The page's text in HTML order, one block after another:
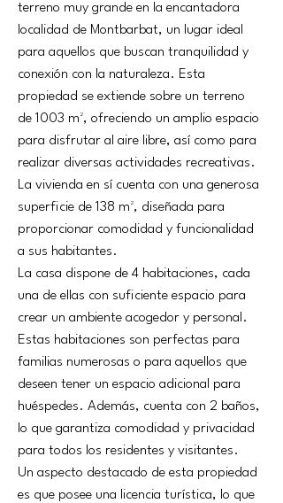
terreno muy grande en la encantadora
localidad de Montbarbat, un lugar ideal
para aquellos que buscan tranquilidad y
conexión con la naturaleza. Esta
propiedad se extiende sobre un terreno
de 1003 m², ofreciendo un amplio espacio
para disfrutar al aire libre, así como para
realizar diversas actividades recreativas.
La vivienda en sí cuenta con una generosa
superficie de 138 m², diseñada para
proporcionar comodidad y funcionalidad
a sus habitantes.
La casa dispone de 4 habitaciones, cada
una de ellas con suficiente espacio para
crear un ambiente acogedor y personal.
Estas habitaciones son perfectas para
familias numerosas o para aquellos que
deseen tener un espacio adicional para
huéspedes. Además, cuenta con 2 baños,
lo que garantiza comodidad y privacidad
para todos los residentes y visitantes.
Un aspecto destacado de esta propiedad
es que posee una licencia turística, lo que